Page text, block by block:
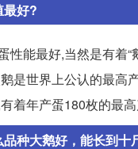
最好?
性能最好,当然是有着“
是世界上公认的最高
着年产蛋180枚的最高
种大鹅好，能长到十